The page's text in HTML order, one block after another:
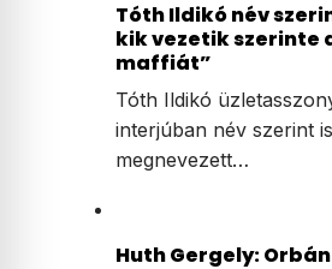
Tóth Ildikó név
kik vezetik szerinte
maffiát”
Tóth Ildikó
interjúban név szerint is
megnevezett…
Huth Gergely: